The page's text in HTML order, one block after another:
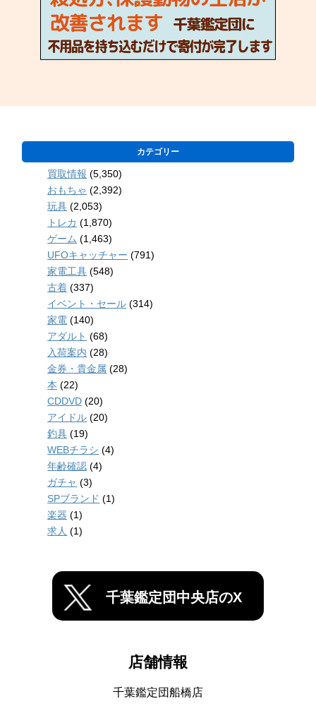
カテゴリー
買取情報 (5,350)
おもちゃ (2,392)
玩具 (2,053)
トレカ (1,870)
ゲーム (1,463)
UFOキャッチャー (791)
家電工具 (548)
古着 (337)
イベント・セール (314)
家電 (140)
アダルト (68)
入荷案内 (28)
金券・貴金属 (28)
本 (22)
CDDVD (20)
アイドル (20)
釣具 (19)
WEBチラシ (4)
年齢確認 (4)
ガチャ (3)
SPブランド (1)
楽器 (1)
求人 (1)
千葉鑑定団中央店のX
店舗情報
千葉鑑定団船橋店